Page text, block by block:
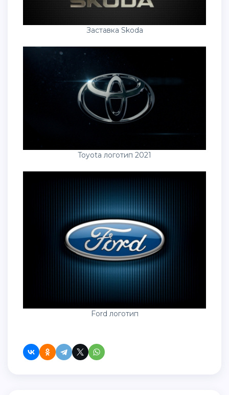
Заставка Skoda
Toyota логотип 2021
Ford логотип